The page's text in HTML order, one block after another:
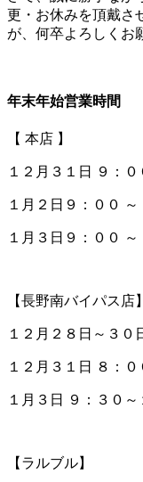
更・お休みを頂戴さ
が、何卒よろしくお
年末年始営業時間
【 本店 】
１２月３１日 ９：
１月２日９：００ ～
１月３日９：００ ～
【長野南バイパス店】
１２月２８日～３０
１２月３１日 ８：
１月３日 ９：３０～
【ラルブル】